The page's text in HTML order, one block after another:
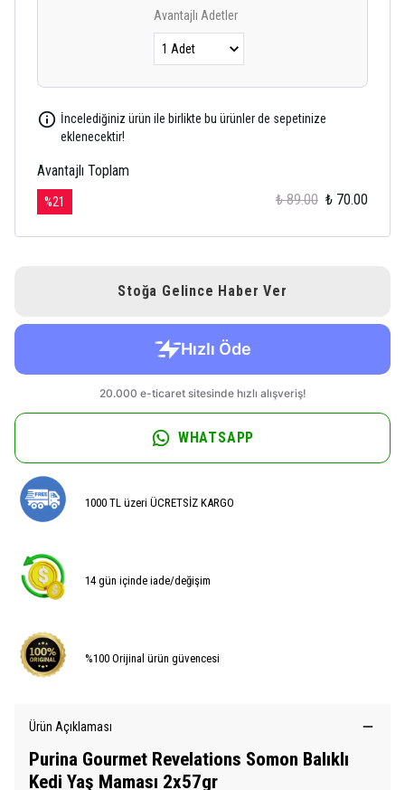
Avantajlı Adetler
İncelediğiniz ürün ile birlikte bu ürünler de sepetinize
eklenecektir!
Avantajlı Toplam
%21 ₺ 89.00 ₺ 70.00
Stoğa Gelince Haber Ver
WHATSAPP
1000 TL üzeri ÜCRETSİZ KARGO
14 gün içinde iade/değişim
%100 Orijinal ürün güvencesi
Ürün Açıklaması
Purina Gourmet Revelations Somon Balıklı
Kedi Yaş Maması 2x57gr